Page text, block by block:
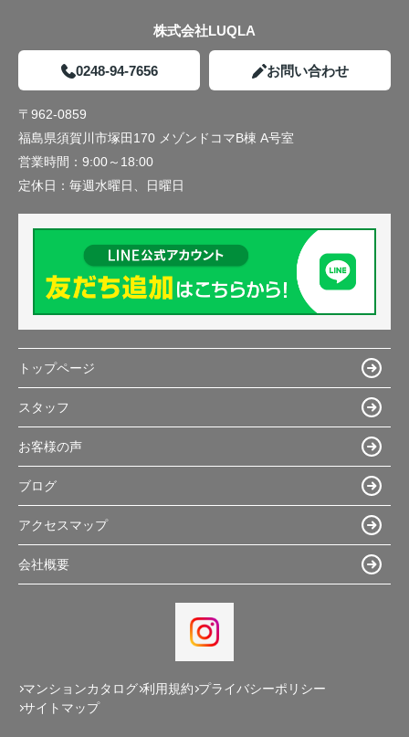
株式会社LUQLA
0248-94-7656 お問い合わせ
〒962-0859
福島県須賀川市塚田170 メゾンドコマB棟 A号室
営業時間： 9:00～18:00
定休日： 毎週水曜日、日曜日
トップページ
スタッフ
お客様の声
ブログ
アクセスマップ
会社概要
マンションカタログ 利用規約 プライバシーポリシー
サイトマップ